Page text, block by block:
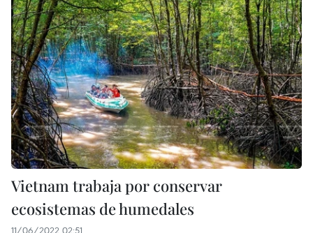
Vietnam trabaja por conservar
ecosistemas de humedales
11/06/2022 02:51